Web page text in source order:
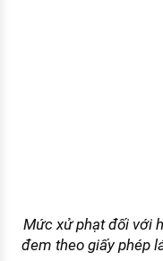
Mức xử phạt đối với
đem theo giấy phép